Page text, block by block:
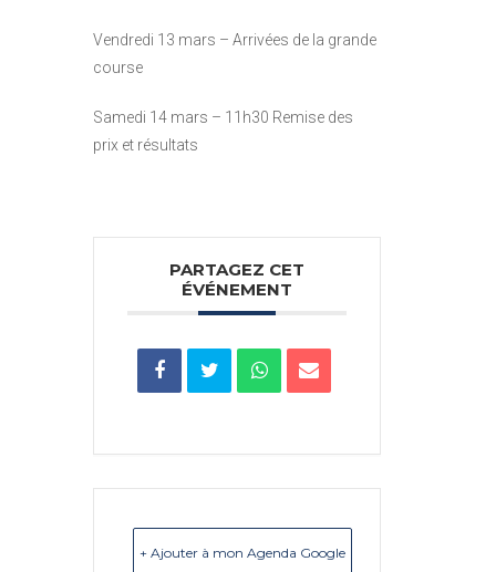
Vendredi 13 mars – Arrivées de la grande
course
Samedi 14 mars – 11h30 Remise des
prix et résultats
PARTAGEZ CET
ÉVÉNEMENT
+ Ajouter à mon Agenda Google